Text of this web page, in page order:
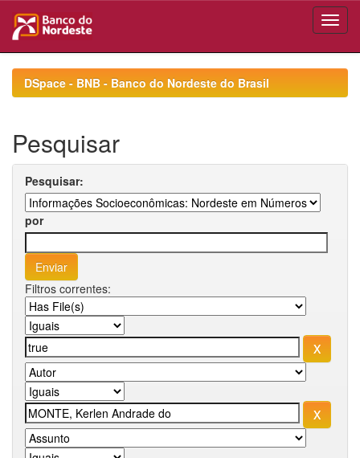
navigationDSpace - BNB - Banco do Nordeste do Brasil
Pesquisar
Pesquisar:
por
Filtros correntes: